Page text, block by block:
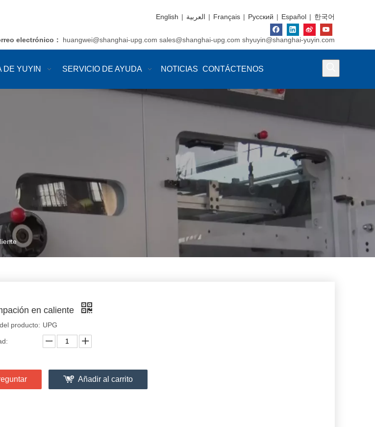
English | العربية | Français | Pусский | Español | 한국어
electrónico ： huangwei@shanghai-upg.com sales@shanghai-upg.com shyuyin@shanghai-yuyin.com
DE YUYIN SERVICIO DE AYUDA NOTICIAS CONTÁCTENOS
en caliente
producto: UPG
Añadir al carrito